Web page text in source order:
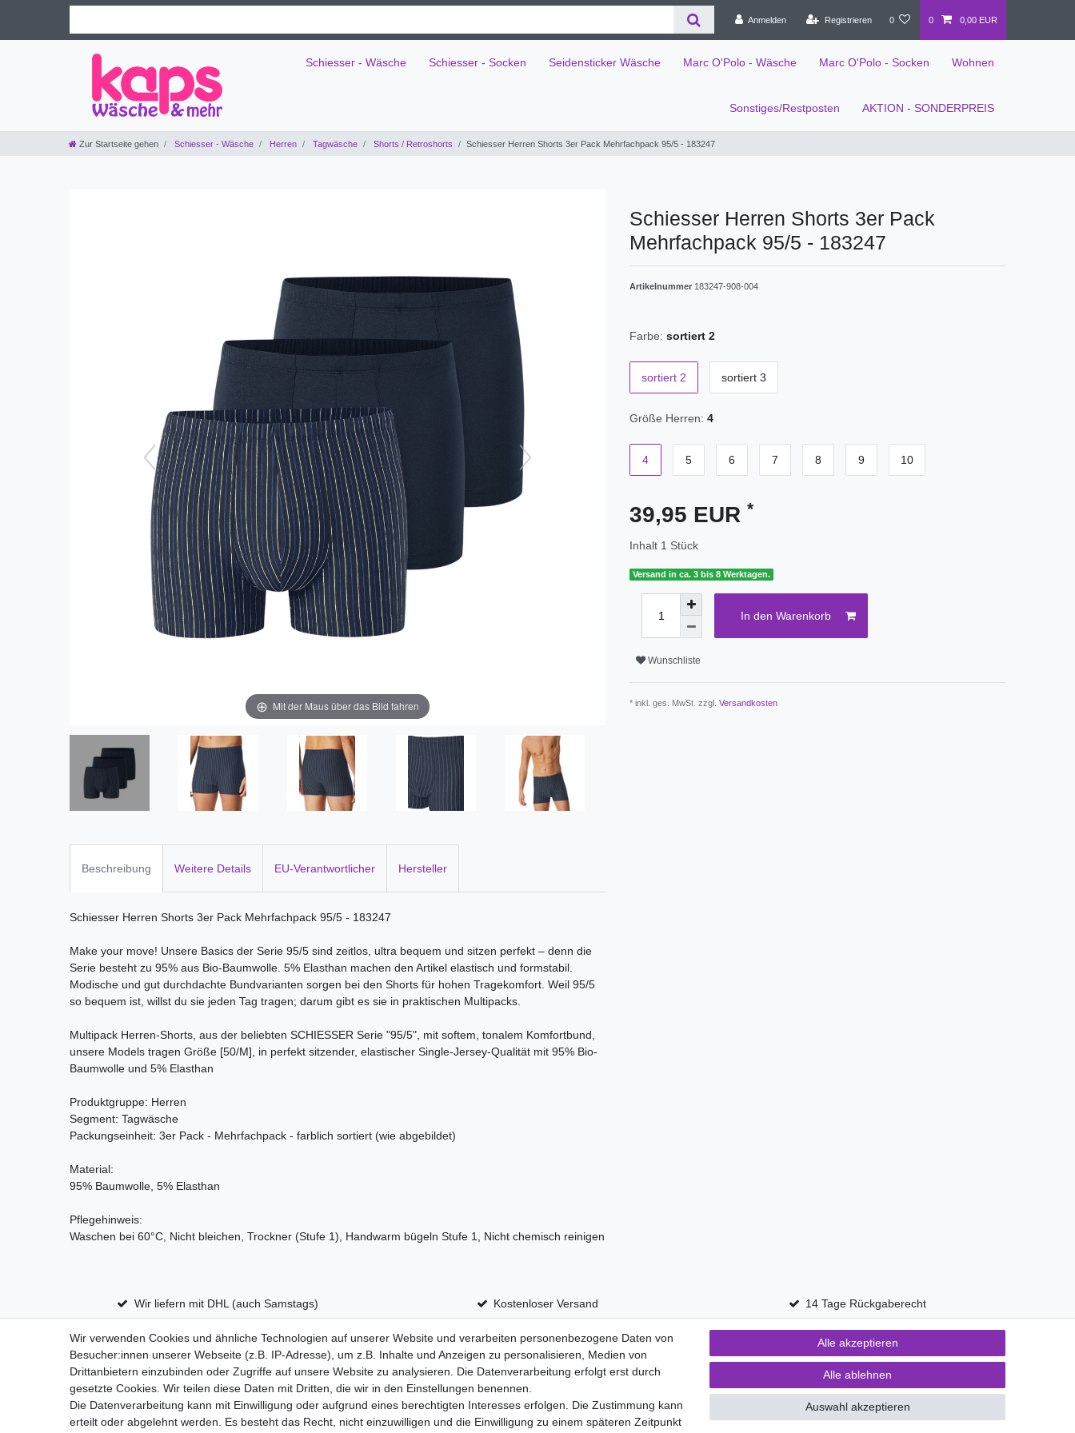
Anmelden Registrieren 0 0 0,00 EUR
Schiesser - Wäsche Schiesser - Socken Seidensticker Wäsche Marc O'Polo - Wäsche Marc O'Polo - Socken Wohnen
Sonstiges/Restposten AKTION - SONDERPREIS
Zur Startseite gehen Schiesser - Wäsche Herren Tagwäsche Shorts / Retroshorts Schiesser Herren Shorts 3er Pack Mehrfachpack 95/5 - 183247
Mit der Maus über das Bild fahren
Schiesser Herren Shorts 3er Pack
Mehrfachpack 95/5 - 183247
Artikelnummer 183247-908-004
Farbe: sortiert 2
sortiert 2 sortiert 3
Größe Herren: 4
4 5 6 7 8 9 10
39,95 EUR *
Inhalt 1 Stück
Versand in ca. 3 bis 8 Werktagen.
In den Warenkorb
Wunschliste
* inkl. ges. MwSt. zzgl. Versandkosten
Beschreibung Weitere Details EU-Verantwortlicher Hersteller
Schiesser Herren Shorts 3er Pack Mehrfachpack 95/5 - 183247
Make your move! Unsere Basics der Serie 95/5 sind zeitlos, ultra bequem und sitzen perfekt – denn die
Serie besteht zu 95% aus Bio-Baumwolle. 5% Elasthan machen den Artikel elastisch und formstabil.
Modische und gut durchdachte Bundvarianten sorgen bei den Shorts für hohen Tragekomfort. Weil 95/5
so bequem ist, willst du sie jeden Tag tragen; darum gibt es sie in praktischen Multipacks.
Multipack Herren-Shorts, aus der beliebten SCHIESSER Serie "95/5", mit softem, tonalem Komfortbund,
unsere Models tragen Größe [50/M], in perfekt sitzender, elastischer Single-Jersey-Qualität mit 95% Bio-
Baumwolle und 5% Elasthan
Produktgruppe: Herren
Segment: Tagwäsche
Packungseinheit: 3er Pack - Mehrfachpack - farblich sortiert (wie abgebildet)
Material:
95% Baumwolle, 5% Elasthan
Pflegehinweis:
Waschen bei 60°C, Nicht bleichen, Trockner (Stufe 1), Handwarm bügeln Stufe 1, Nicht chemisch reinigen
Wir liefern mit DHL (auch Samstags) Kostenloser Versand 14 Tage Rückgaberecht
Impressum Daten­schutz­erklärung AGB Widerrufs­recht Vertrag widerrufen
Versand- und Zahlungsmöglichkeiten
Wir verwenden Cookies und ähnliche Technologien auf unserer Website und verarbeiten personenbezogene Daten von
Besucher:innen unserer Webseite (z.B. IP-Adresse), um z.B. Inhalte und Anzeigen zu personalisieren, Medien von
Drittanbietern einzubinden oder Zugriffe auf unsere Website zu analysieren. Die Datenverarbeitung erfolgt erst durch
gesetzte Cookies. Wir teilen diese Daten mit Dritten, die wir in den Einstellungen benennen.
Die Datenverarbeitung kann mit Einwilligung oder aufgrund eines berechtigten Interesses erfolgen. Die Zustimmung kann
erteilt oder abgelehnt werden. Es besteht das Recht, nicht einzuwilligen und die Einwilligung zu einem späteren Zeitpunkt
Alle akzeptieren
Alle ablehnen
Auswahl akzeptieren